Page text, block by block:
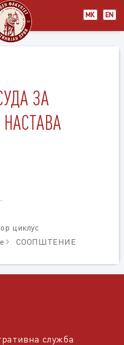
МК EN
ЗА
циклус
СООПШТЕНИЕ
служба